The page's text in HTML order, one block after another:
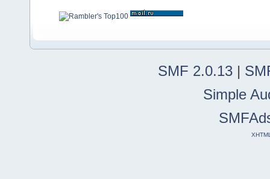
SMF 2.0.13 |
Simple